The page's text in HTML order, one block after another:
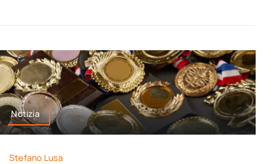
Notizia
Stefano Lusa